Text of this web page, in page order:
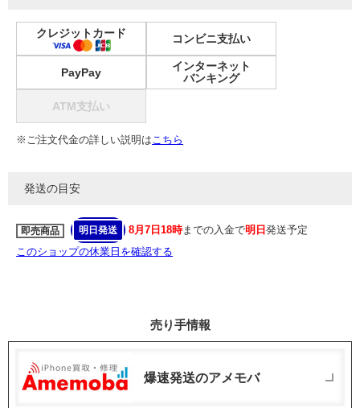
クレジットカード コンビニ支払い
PayPay
インターネット
バンキング
ATM支払い
※ご注文代金の詳しい説明はこちら
発送の目安
即売商品 明日発送 8月7日18時までの入金で明日 発送予定
このショップの休業日を確認する
売り手情報
爆速発送のアメモバ